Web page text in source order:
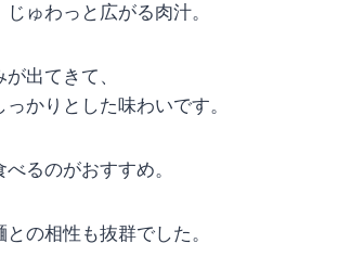
ゅわっと広がる肉汁。
出てきて、
かりとした味わいです。
るのがおすすめ。
の相性も抜群でした。